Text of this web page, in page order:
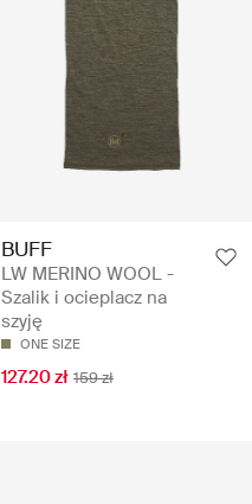
BUFF
LW MERINO WOOL -
Szalik i ocieplacz na
szyję
ONE SIZE
127.20 zł 159 zł